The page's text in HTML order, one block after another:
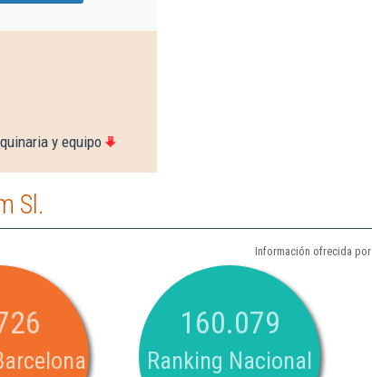
y equipo
Sl.
Información ofrecida por
160.079
Ranking Nacional